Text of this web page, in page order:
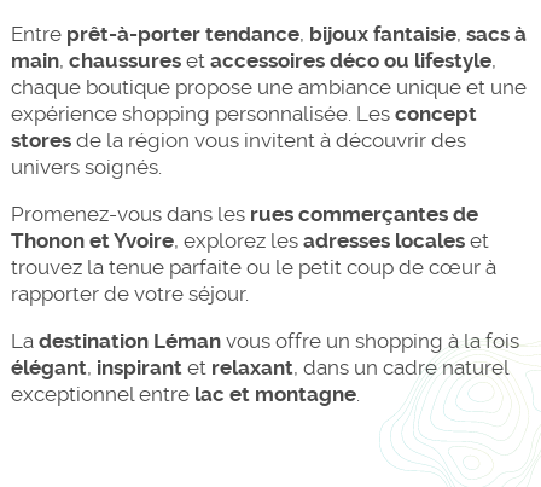
Entre prêt-à-porter tendance, bijoux fantaisie, sacs à
main, chaussureset accessoires déco ou lifestyle,
chaque boutique propose une ambiance unique et une
expérience shopping personnalisée. Les concept
storesde la région vous invitent à découvrir des
univers soignés.
Promenez-vous dans les rues commerçantes de
Thonon et Yvoire, explorez les adresses localeset
trouvez la tenue parfaite ou le petit coup de cœur à
rapporter de votre séjour.
La destination Lémanvous offre un shopping à la fois
élégant, inspirantet relaxant, dans un cadre naturel
exceptionnel entre lac et montagne.